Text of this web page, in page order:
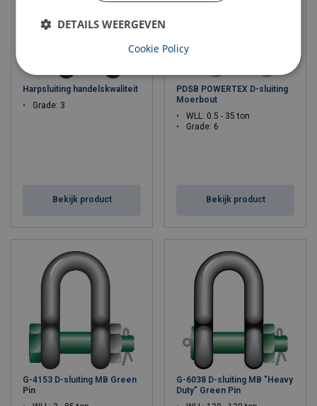
Harpsluiting handelskwaliteit
Grade: 3
Bekijk product
PDSB POWERTEX D-sluiting
Moerbout
WLL: 0.5 - 35 ton
Grade: 6
Bekijk product
G-4153 D-sluiting MB Green
Pin
G-6038 D-sluiting MB "Heavy
Duty" Green Pin
DETAILS WEERGEVEN
Cookie Policy